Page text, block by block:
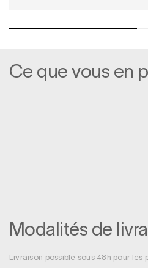
Ce que vous en
Modalités de
Livraison possible sous 48h pour les